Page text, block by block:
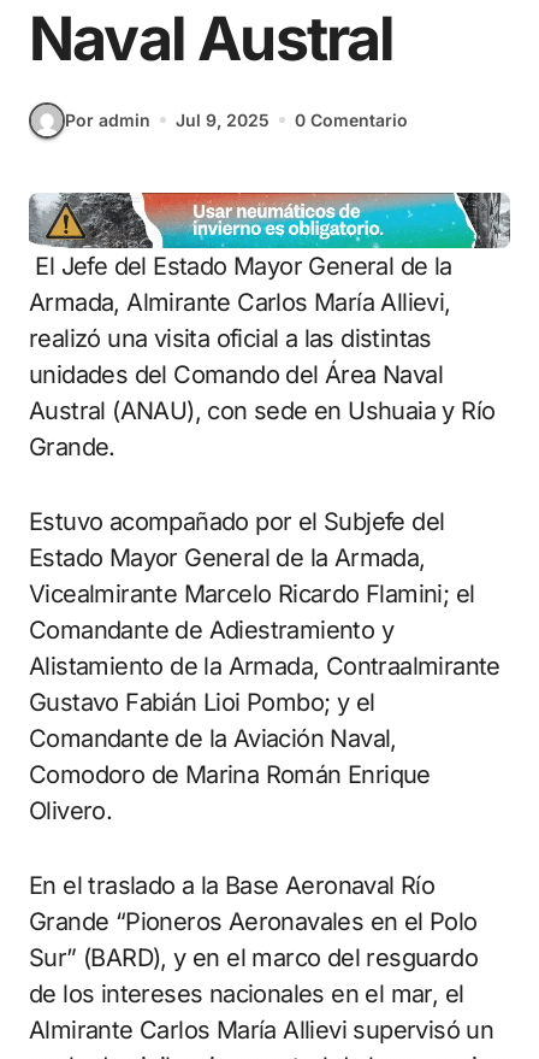
Naval Austral
Por admin Jul 9, 2025 0 Comentario
El Jefe del Estado Mayor General de la
Armada, Almirante Carlos María Allievi,
realizó una visita oficial a las distintas
unidades del Comando del Área Naval
Austral (ANAU), con sede en Ushuaia y Río
Grande.
Estuvo acompañado por el Subjefe del
Estado Mayor General de la Armada,
Vicealmirante Marcelo Ricardo Flamini; el
Comandante de Adiestramiento y
Alistamiento de la Armada, Contraalmirante
Gustavo Fabián Lioi Pombo; y el
Comandante de la Aviación Naval,
Comodoro de Marina Román Enrique
Olivero.
En el traslado a la Base Aeronaval Río
Grande “Pioneros Aeronavales en el Polo
Sur” (BARD), y en el marco del resguardo
de los intereses nacionales en el mar, el
Almirante Carlos María Allievi supervisó un